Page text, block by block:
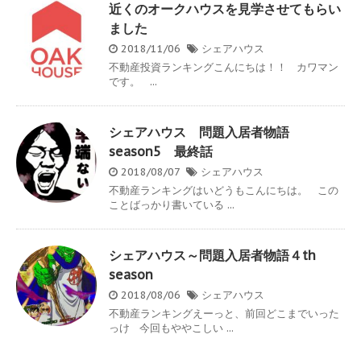
近くのオークハウスを見学させてもらい
ました
2018/11/06
シェアハウス
不動産投資ランキングこんにちは！！ カワマン
です。 ...
シェアハウス 問題入居者物語
season5 最終話
2018/08/07
シェアハウス
不動産ランキングはいどうもこんにちは。 この
ことばっかり書いている ...
シェアハウス～問題入居者物語４th
season
2018/08/06
シェアハウス
不動産ランキングえーっと、前回どこまでいった
っけ 今回もややこしい ...